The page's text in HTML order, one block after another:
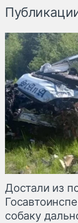
Достали из
собаку